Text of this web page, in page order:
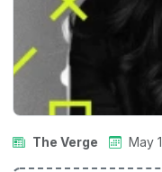
The Verge May